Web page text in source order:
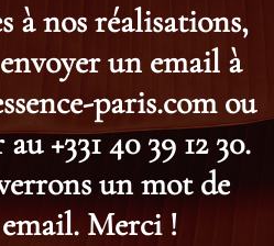
à nos réalisations,
un email à
paris.com ou
+331 40 39 12 30.
un mot de
Merci !